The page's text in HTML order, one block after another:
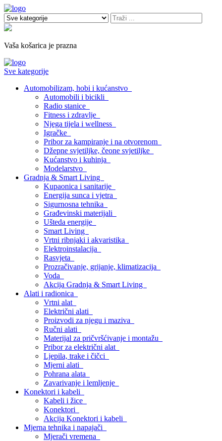
Vaša košarica je prazna
Sve kategorije
Automobilizam, hobi i kućanstvo
Automobili i bicikli
Radio stanice
Fitness i zdravlje
Njega tijela i wellness
Igračke
Pribor za kampiranje i na otvorenom
Džepne svjetiljke, čeone svjetiljke
Kućanstvo i kuhinja
Modelarstvo
Gradnja & Smart Living
Kupaonica i sanitarije
Energija sunca i vjetra
Sigurnosna tehnika
Građevinski materijali
Ušteda energije
Smart Living
Vrtni ribnjaki i akvaristika
Elektroinstalacija
Rasvjeta
Prozračivanje, grijanje, klimatizacija
Voda
Akcija Gradnja & Smart Living
Alati i radionica
Vrtni alat
Električni alati
Proizvodi za njegu i maziva
Ručni alati
Materijal za pričvršćivanje i montažu
Pribor za električni alat
Ljepila, trake i čičci
Mjerni alati
Pohrana alata
Zavarivanje i lemljenje
Konektori i kabeli
Kabeli i žice
Konektori
Akcija Konektori i kabeli
Mjerna tehnika i napajači
Mjerači vremena